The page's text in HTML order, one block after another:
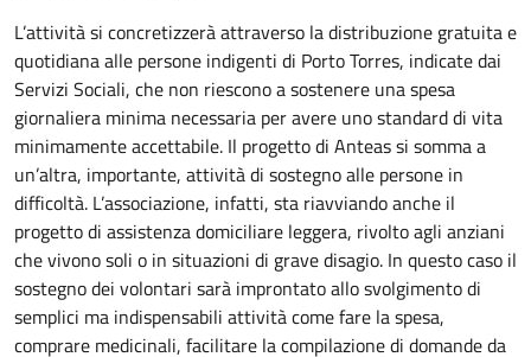
L’attività si concretizzerà attraverso la distribuzione gratuita e
quotidiana alle persone indigenti di Porto Torres, indicate dai
Servizi Sociali, che non riescono a sostenere una spesa
giornaliera minima necessaria per avere uno standard di vita
minimamente accettabile. Il progetto di Anteas si somma a
un’altra, importante, attività di sostegno alle persone in
difficoltà. L’associazione, infatti, sta riavviando anche il
progetto di assistenza domiciliare leggera, rivolto agli anziani
che vivono soli o in situazioni di grave disagio. In questo caso il
sostegno dei volontari sarà improntato allo svolgimento di
semplici ma indispensabili attività come fare la spesa,
comprare medicinali, facilitare la compilazione di domande da